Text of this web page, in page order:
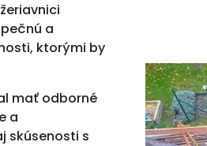
a
ktorými by
mať odborné
a
skúsenosti s